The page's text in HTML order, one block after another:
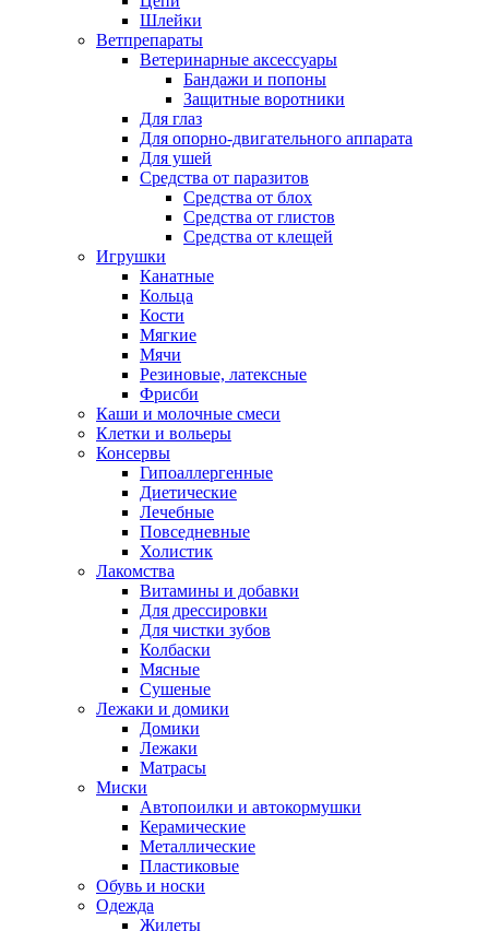
Шлейки
Ветпрепараты
Ветеринарные аксессуары
Бандажи и попоны
Защитные воротники
Для глаз
Для опорно-двигательного аппарата
Для ушей
Средства от паразитов
Средства от блох
Средства от глистов
Средства от клещей
Игрушки
Канатные
Кольца
Кости
Мягкие
Мячи
Резиновые, латексные
Фрисби
Каши и молочные смеси
Клетки и вольеры
Консервы
Гипоаллергенные
Диетические
Лечебные
Повседневные
Холистик
Лакомства
Витамины и добавки
Для дрессировки
Для чистки зубов
Колбаски
Мясные
Сушеные
Лежаки и домики
Домики
Лежаки
Матрасы
Миски
Автопоилки и автокормушки
Керамические
Металлические
Пластиковые
Обувь и носки
Одежда
Жилеты